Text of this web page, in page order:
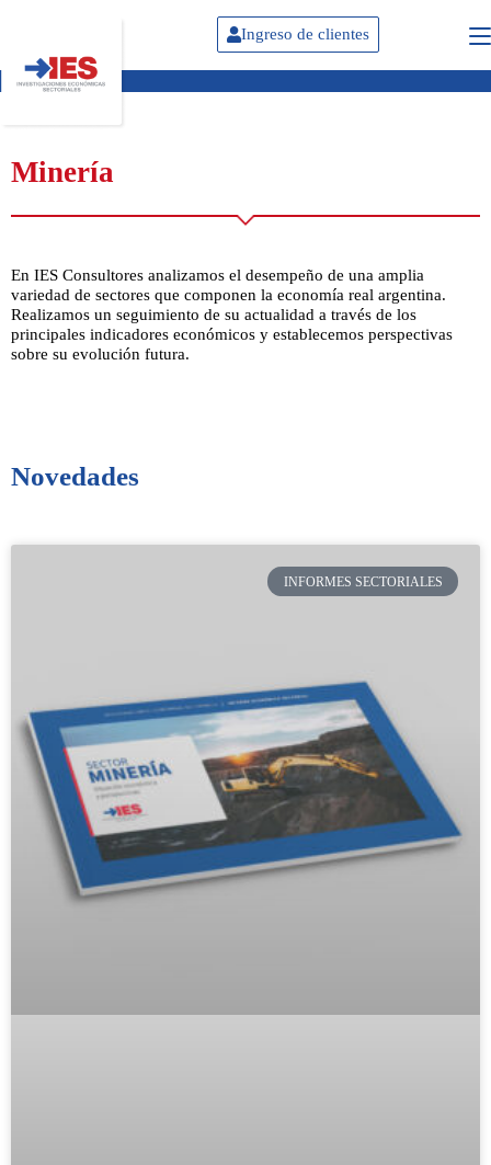
Ingreso de clientes
Minería
En IES Consultores analizamos el desempeño de una amplia
variedad de sectores que componen la economía real argentina.
Realizamos un seguimiento de su actualidad a través de los
principales indicadores económicos y establecemos perspectivas
sobre su evolución futura.
Novedades
INFORMES SECTORIALES